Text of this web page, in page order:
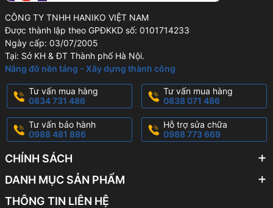
CÔNG TY TNHH HANIKO VIỆT NAM
Được thành lập theo GPĐKKD số: 0101714233
Ngày cấp: 03/07/2005
Tại: Sở KH & ĐT Thành phố Hà Nội.
Nâng đỡ nền tảng - Xây dựng thành công
Tư vấn mua hàng
0834 731 486
Tư vấn mua hàng
0838 071 486
Tư vấn bảo hành
0988 481 886
Hỗ trợ sửa chữa
0988 773 669
CHÍNH SÁCH
DANH MỤC SẢN PHẨM
THÔNG TIN LIÊN HỆ